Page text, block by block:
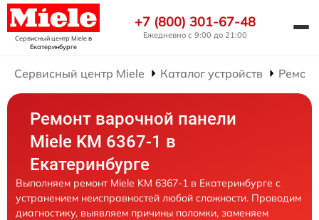
Сервисный центр Mieleв
Екатеринбурге
+7 (800) 301-67-48
Ежедневно с 9:00 до 21:00
Сервисный центр Miele Каталог устройств
Ремонт варочной панели
Miele KM 6367-1 в
Екатеринбурге
Выполняем ремонт Miele KM 6367-1 в Екатеринбурге с
устранением неисправностей любой сложности. Проводим
диагностику, выявляем причины поломки, заменяем